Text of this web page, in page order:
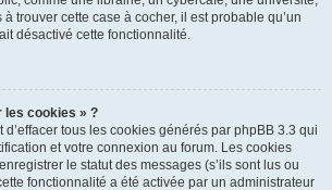
à trouver cette case à cocher, il est probable qu’un
désactivé cette fonctionnalité.
les cookies » ?
tous les cookies générés par phpBB 3.3 qui
et votre connexion au forum. Les cookies
le statut des messages (s’ils sont lus ou
fonctionnalité a été activée par un administrateur